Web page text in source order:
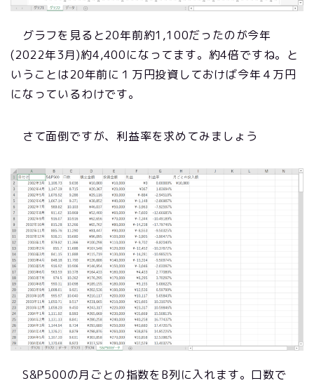
グラフを見ると20年前約1,100だったのが今年
(2022年3月)約4,400になってます。約4倍ですね。と
いうことは20年前に１万円投資しておけば今年４万円
になっているわけです。
さて面倒ですが、利益率を求めてみましょう
S&P500の月ごとの指数をB列に入れます。口数で